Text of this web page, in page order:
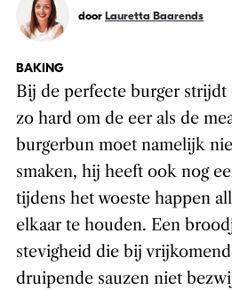
door Lauretta Baarends
BAKING
Bij de perfecte burger
zo hard om de eer als de
burgerbun moet namelijk
smaken, hij heeft ook nog
tijdens het woeste happen
elkaar te houden. Een
stevigheid die bij
druipende sauzen niet